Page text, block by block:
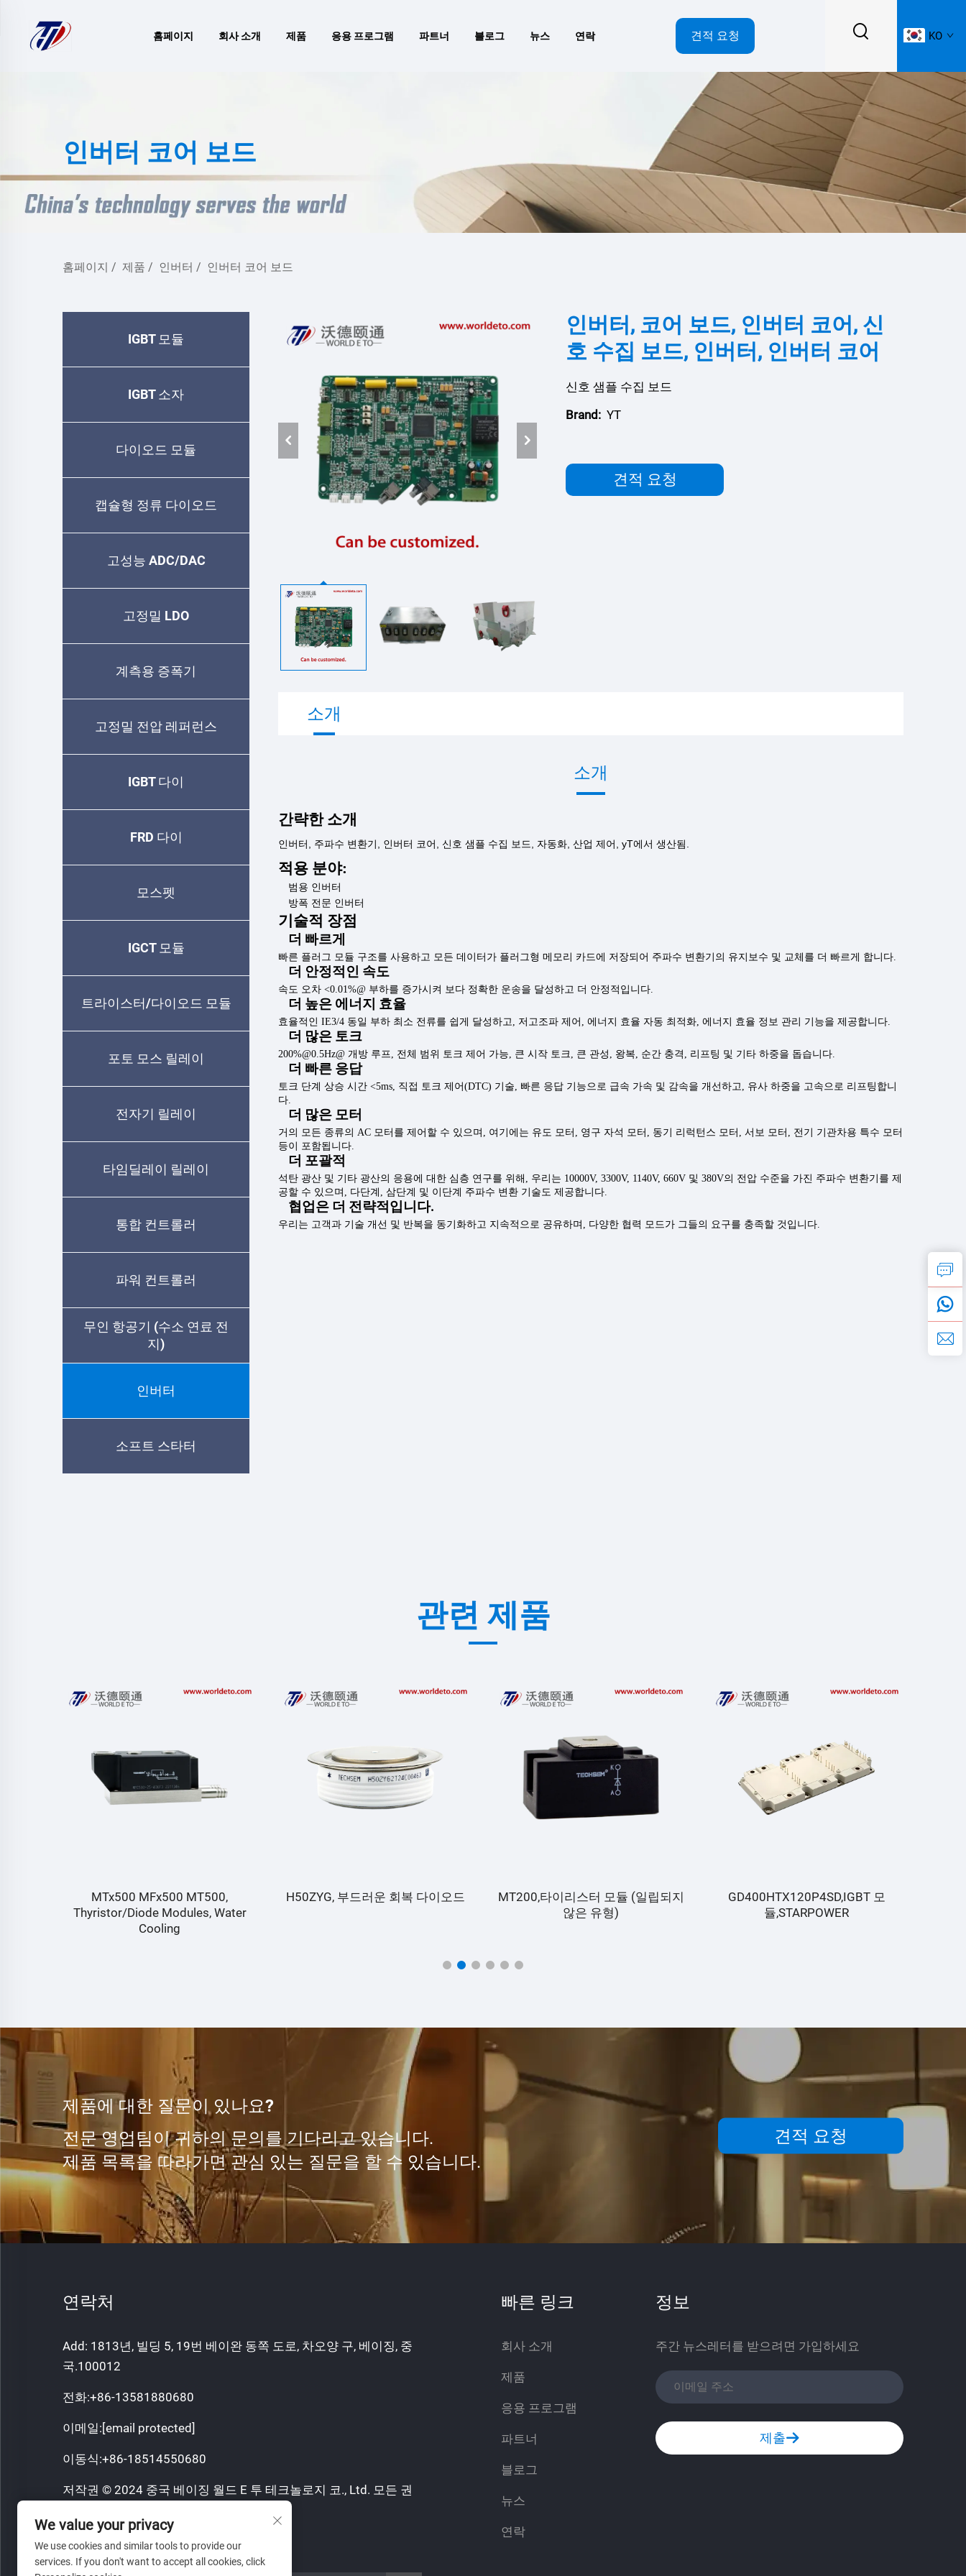
홈페이지 회사 소개 제품 응용 프로그램 파트너 블로그 뉴스 연락 견적 요청 KO
인버터 코어 보드
홈페이지 / 제품 / 인버터 / 인버터 코어 보드
IGBT 모듈
IGBT 소자
다이오드 모듈
캡슐형 정류 다이오드
고성능 ADC/DAC
고정밀 LDO
계측용 증폭기
고정밀 전압 레퍼런스
IGBT 다이
FRD 다이
모스펫
IGCT 모듈
트라이스터/다이오드 모듈
포토 모스 릴레이
전자기 릴레이
타임딜레이 릴레이
통합 컨트롤러
파워 컨트롤러
무인 항공기 (수소 연료 전
지)
인버터
소프트 스타터
인버터, 코어 보드, 인버터 코어, 신
호 수집 보드, 인버터, 인버터 코어
신호 샘플 수집 보드
Brand: YT
견적 요청
소개
소개
간략한 소개
인버터, 주파수 변환기, 인버터 코어, 신호 샘플 수집 보드, 자동화, 산업 제어, yT에서 생산됨.
적용 분야:
범용 인버터
방폭 전문 인버터
기술적 장점
더 빠르게
빠른 플러그 모듈 구조를 사용하고 모든 데이터가 플러그형 메모리 카드에 저장되어 주파수 변환기의 유지보수 및 교체를 더 빠르게 합니다.
더 안정적인 속도
속도 오차 <0.01%@ 부하를 증가시켜 보다 정확한 운송을 달성하고 더 안정적입니다.
더 높은 에너지 효율
효율적인 IE3/4 동일 부하 최소 전류를 쉽게 달성하고, 저고조파 제어, 에너지 효율 자동 최적화, 에너지 효율 정보 관리 기능을 제공합니다.
더 많은 토크
200%@0.5Hz@ 개방 루프, 전체 범위 토크 제어 가능, 큰 시작 토크, 큰 관성, 왕복, 순간 충격, 리프팅 및 기타 하중을 돕습니다.
더 빠른 응답
토크 단계 상승 시간 <5ms, 직접 토크 제어(DTC) 기술, 빠른 응답 기능으로 급속 가속 및 감속을 개선하고, 유사 하중을 고속으로 리프팅합니
다.
더 많은 모터
거의 모든 종류의 AC 모터를 제어할 수 있으며, 여기에는 유도 모터, 영구 자석 모터, 동기 리럭턴스 모터, 서보 모터, 전기 기관차용 특수 모터
등이 포함됩니다.
더 포괄적
석탄 광산 및 기타 광산의 응용에 대한 심층 연구를 위해, 우리는 10000V, 3300V, 1140V, 660V 및 380V의 전압 수준을 가진 주파수 변환기를 제
공할 수 있으며, 다단계, 삼단계 및 이단계 주파수 변환 기술도 제공합니다.
협업은 더 전략적입니다.
우리는 고객과 기술 개선 및 반복을 동기화하고 지속적으로 공유하며, 다양한 협력 모드가 그들의 요구를 충족할 것입니다.
관련 제품
MTx500 MFx500 MT500,
Thyristor/Diode Modules, Water
Cooling
H50ZYG, 부드러운 회복 다이오드
MT200,타이리스터 모듈 (일립되지
않은 유형)
GD400HTX120P4SD,IGBT 모
듈,STARPOWER
제품에 대한 질문이 있나요?
전문 영업팀이 귀하의 문의를 기다리고 있습니다.
제품 목록을 따라가면 관심 있는 질문을 할 수 있습니다.
견적 요청
연락처
Add: 1813년, 빌딩 5, 19번 베이완 동쪽 도로, 차오양 구, 베이징, 중
국.100012
전화:+86-13581880680
이메일: [email protected]
이동식:+86-18514550680
저작권 © 2024 중국 베이징 월드 E 투 테크놀로지 코., Ltd. 모든 권
개인정보 보호정책
빠른 링크
회사 소개
제품
응용 프로그램
파트너
블로그
뉴스
연락
정보
주간 뉴스레터를 받으려면 가입하세요
제출
We value your privacy
We use cookies and similar tools to provide our
services. If you don't want to accept all cookies, click